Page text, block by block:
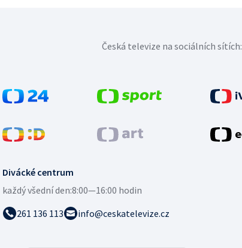
Divácké centrum
každý všední den:8:00—16:00 hodin
261 136 113
info@ceskatelevize.cz
Česká televize na sociálních sítích: